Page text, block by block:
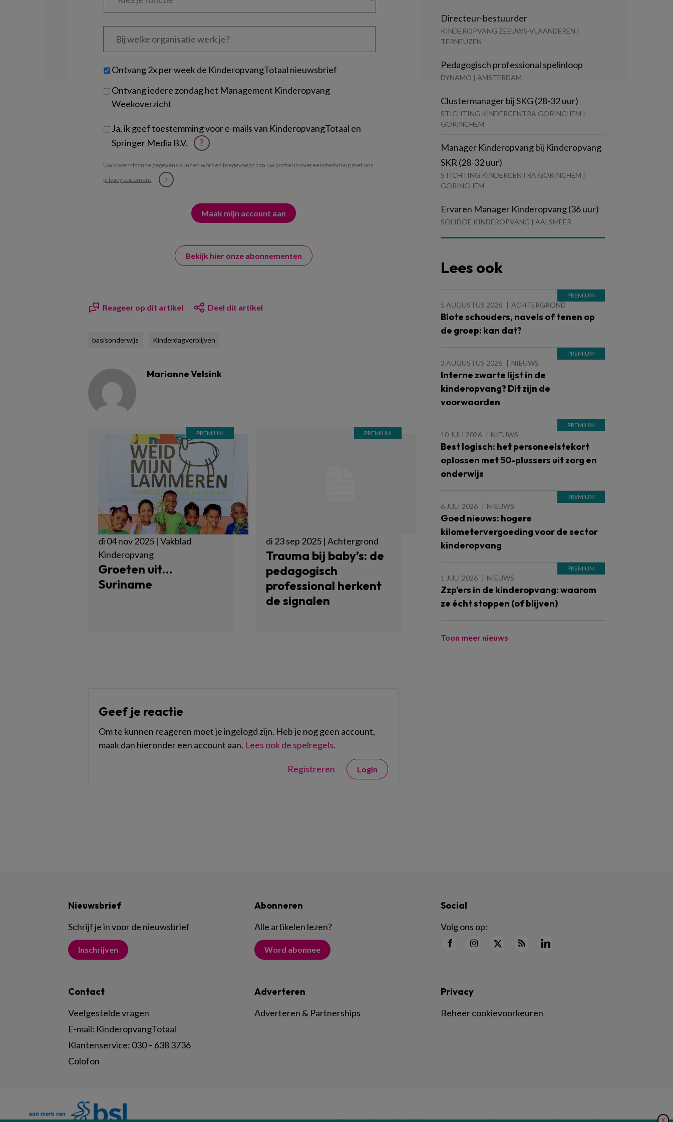
Bij
welke
je?
Untitled
Ontvang 2x per week de KinderopvangTotaal nieuwsbrief
Ontvang iedere zondag het Management Kinderopvang
Weekoverzicht
Ja, ik geef toestemming voor e-mails van KinderopvangTotaal en
Springer Media B.V.
?
Uw bovenstaande gegevens kunnen worden toegevoegd aan uw profiel in overeenstemming met ons
privacy statement. ?
Bekijk hier onze abonnementen
Reageer op dit artikel Deel dit artikel
basisonderwijs Kinderdagverblijven
Marianne Velsink
di 04 nov 2025 | Vakblad
Kinderopvang
Groeten uit…
Suriname
di 23 sep 2025 | Achtergrond
Trauma bij baby’s: de
pedagogisch
professional herkent
de signalen
Geef je reactie
Om te kunnen reageren moet je ingelogd zijn. Heb je nog geen account,
maak dan hieronder een account aan. Lees ook de spelregels.
Registreren Login
Directeur-bestuurder
KINDEROPVANG ZEEUWS-VLAANDEREN |
TERNEUZEN
Pedagogisch professional spelinloop
DYNAMO | AMSTERDAM
Clustermanager bij SKG (28-32 uur)
STICHTING KINDERCENTRA GORINCHEM |
GORINCHEM
Manager Kinderopvang bij Kinderopvang
SKR (28-32 uur)
STICHTING KINDERCENTRA GORINCHEM |
GORINCHEM
Ervaren Manager Kinderopvang (36 uur)
SOLIDOE KINDEROPVANG | AALSMEER
Lees ook
5 AUGUSTUS 2026 ACHTERGROND
Blote schouders, navels of tenen op
de groep: kan dat?
3 AUGUSTUS 2026 NIEUWS
Interne zwarte lijst in de
kinderopvang? Dit zijn de
voorwaarden
10 JULI 2026 NIEUWS
Best logisch: het personeelstekort
oplossen met 50-plussers uit zorg en
onderwijs
6 JULI 2026 NIEUWS
Goed nieuws: hogere
kilometervergoeding voor de sector
kinderopvang
1 JULI 2026 NIEUWS
Zzp’ers in de kinderopvang: waarom
ze écht stoppen (of blijven)
Toon meer nieuws
Nieuwsbrief
Schrijf je in voor de nieuwsbrief
Inschrijven
Abonneren
Alle artikelen lezen?
Word abonnee
Social
Volg ons op:
Contact
Veelgestelde vragen
E-mail: KinderopvangTotaal
Klantenservice: 030 – 638 3736
Colofon
Adverteren
Adverteren & Partnerships
Privacy
Beheer cookievoorkeuren
X